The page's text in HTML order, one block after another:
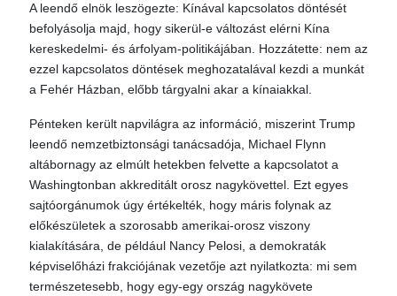
A leendő elnök leszögezte: Kínával kapcsolatos döntését
befolyásolja majd, hogy sikerül-e változást elérni Kína
kereskedelmi- és árfolyam-politikájában. Hozzátette: nem az
ezzel kapcsolatos döntések meghozatalával kezdi a munkát
a Fehér Házban, előbb tárgyalni akar a kínaiakkal.
Pénteken került napvilágra az információ, miszerint Trump
leendő nemzetbiztonsági tanácsadója, Michael Flynn
altábornagy az elmúlt hetekben felvette a kapcsolatot a
Washingtonban akkreditált orosz nagykövettel. Ezt egyes
sajtóorgánumok úgy értékelték, hogy máris folynak az
előkészületek a szorosabb amerikai-orosz viszony
kialakítására, de például Nancy Pelosi, a demokraták
képviselőházi frakciójának vezetője azt nyilatkozta: mi sem
természetesebb, hogy egy-egy ország nagykövete